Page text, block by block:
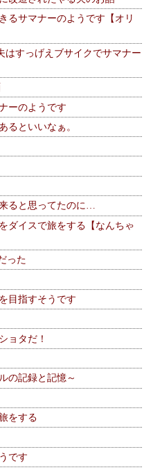
るサマナーのようです【オリ
はすっげえブサイクでサマナー
ーのようです
るといいなぁ。
ると思ってたのに…
ダイスで旅をする【なんちゃ
った
目指すそうです
ョタだ！
の記録と記憶～
をする
です